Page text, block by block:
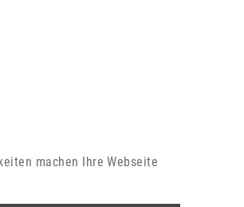
machen Ihre Webseite